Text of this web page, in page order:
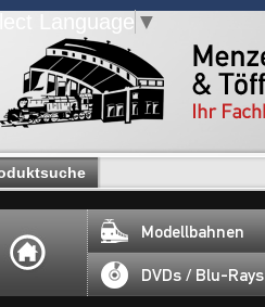
Language ▼
Modellbahnen
DVDs / Blu-Rays